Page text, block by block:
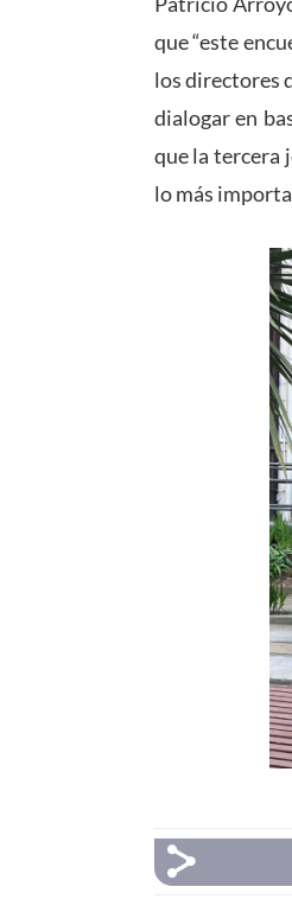
que “este
los directores
dialogar en
que la tercera
lo más